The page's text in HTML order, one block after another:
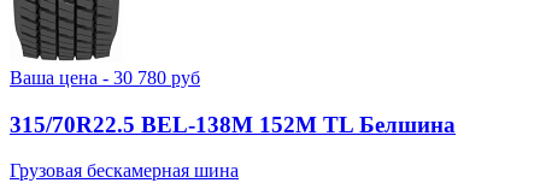
Ваша цена - 30 780 руб
315/70R22.5 BEL-138М 152M TL Белшина
Грузовая бескамерная шина